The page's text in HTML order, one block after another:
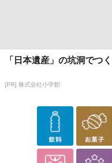
「日本遺産」の坑洞でつ
[PR] 株式会社小学館